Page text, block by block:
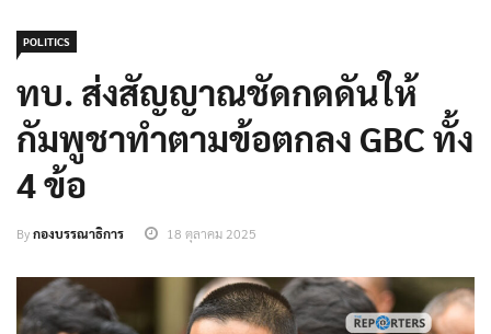
POLITICS
ทบ. ส่งสัญญาณชัดกดดันให้
กัมพูชาทำตามข้อตกลง GBC ทั้ง
4 ข้อ
Byกองบรรณาธิการ 18 ตุลาคม 2025